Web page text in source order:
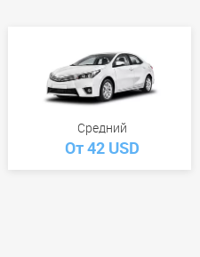
Средний
От 42 USD